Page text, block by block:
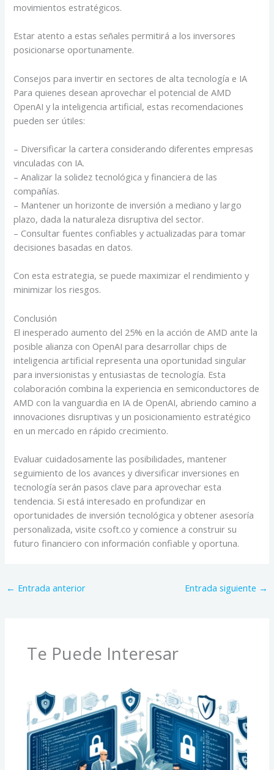
movimientos estratégicos.
Estar atento a estas señales permitirá a los inversores
posicionarse oportunamente.
Consejos para invertir en sectores de alta tecnología e IA
Para quienes desean aprovechar el potencial de AMD
OpenAI y la inteligencia artificial, estas recomendaciones
pueden ser útiles:
– Diversificar la cartera considerando diferentes empresas
vinculadas con IA.
– Analizar la solidez tecnológica y financiera de las
compañías.
– Mantener un horizonte de inversión a mediano y largo
plazo, dada la naturaleza disruptiva del sector.
– Consultar fuentes confiables y actualizadas para tomar
decisiones basadas en datos.
Con esta estrategia, se puede maximizar el rendimiento y
minimizar los riesgos.
Conclusión
El inesperado aumento del 25% en la acción de AMD ante la
posible alianza con OpenAI para desarrollar chips de
inteligencia artificial representa una oportunidad singular
para inversionistas y entusiastas de tecnología. Esta
colaboración combina la experiencia en semiconductores de
AMD con la vanguardia en IA de OpenAI, abriendo camino a
innovaciones disruptivas y un posicionamiento estratégico
en un mercado en rápido crecimiento.
Evaluar cuidadosamente las posibilidades, mantener
seguimiento de los avances y diversificar inversiones en
tecnología serán pasos clave para aprovechar esta
tendencia. Si está interesado en profundizar en
oportunidades de inversión tecnológica y obtener asesoría
personalizada, visite csoft.co y comience a construir su
futuro financiero con información confiable y oportuna.
← Entrada anterior Entrada siguiente →
Te Puede Interesar